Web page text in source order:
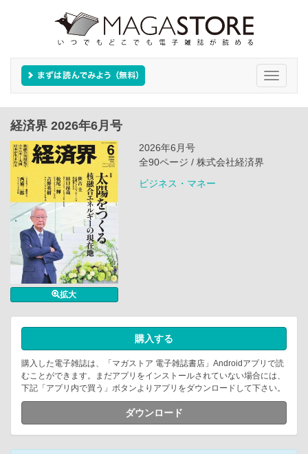
Toggle
経済界 2026年6月号
拡大
2026年6月号
全90ページ / 株式会社経済界
ビジネス・マネー
購入する
購入した電子雑誌は、「マガストア 電子雑誌書店」Androidアプリで読
むことができます。まだアプリをインストールされていない場合には、
下記「アプリ内で買う」ボタンよりアプリをダウンロードして下さい。
ダウンロード